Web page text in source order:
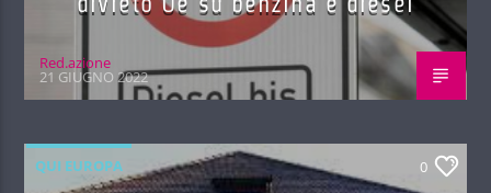
Red.azione
21 GIUGNO 2022
QUI EUROPA 0